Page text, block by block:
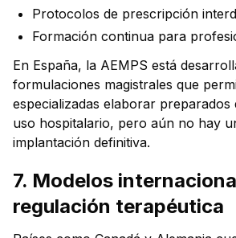
Protocolos de prescripción
Formación continua para
En España, la AEMPS está
formulaciones magistrales que
especializadas elaborar preparados
uso hospitalario, pero aún no hay
implantación definitiva.
7. Modelos
regulación terapéutica